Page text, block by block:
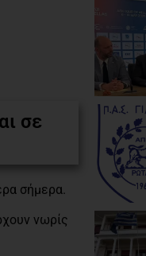
σε
σήμερα.
νωρίς